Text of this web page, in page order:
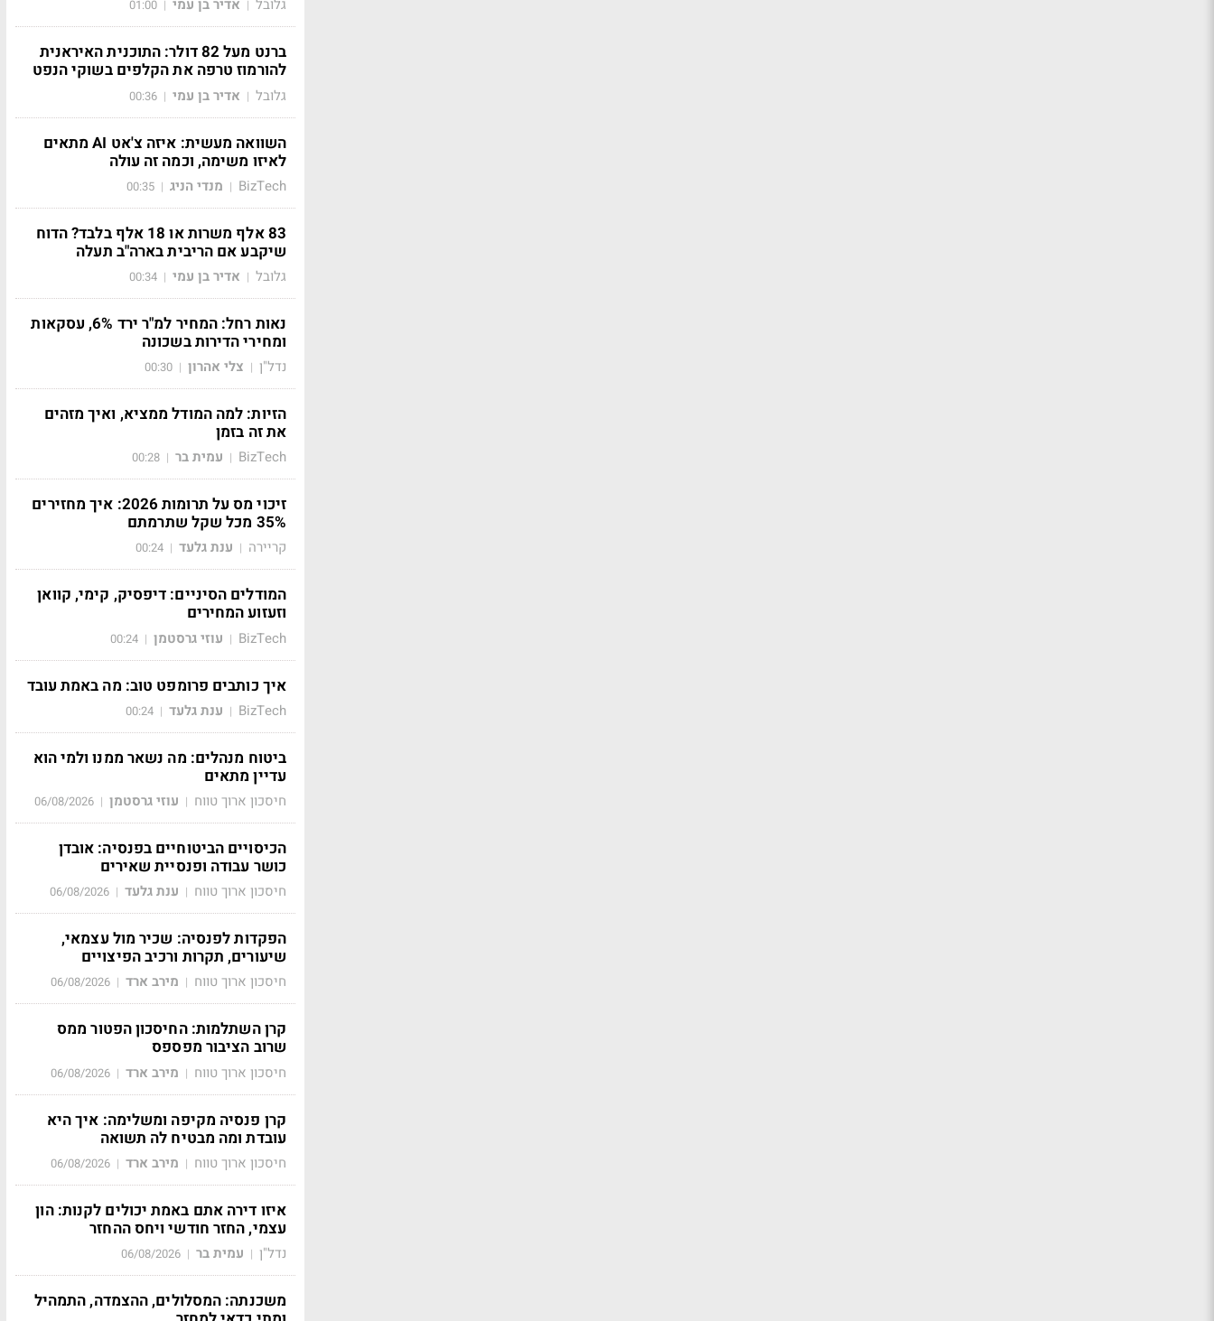
גלובל | אדיר בן עמי |
01:00
ברנט מעל 82 דולר: התוכנית האיראנית
להורמוז טרפה את הקלפים בשוקי הנפט
גלובל | אדיר בן עמי |
00:36
השוואה מעשית: איזה צ'אט AI מתאים
לאיזו משימה, וכמה זה עולה
BizTech
| מנדי הניג |
00:35
83 אלף משרות או 18 אלף בלבד? הדוח
שיקבע אם הריבית בארה"ב תעלה
גלובל | אדיר בן עמי |
00:34
נאות רחל: המחיר למ"ר ירד 6%, עסקאות
ומחירי הדירות בשכונה
נדל"ן | צלי אהרון |
00:30
הזיות: למה המודל ממציא, ואיך מזהים
את זה בזמן
BizTech
| עמית בר |
00:28
זיכוי מס על תרומות 2026: איך מחזירים
35% מכל שקל שתרמתם
קריירה | ענת גלעד |
00:24
המודלים הסיניים: דיפסיק, קימי, קוואן
וזעזוע המחירים
BizTech
| עוזי גרסטמן |
00:24
איך כותבים פרומפט טוב: מה באמת עובד
BizTech
| ענת גלעד |
00:24
ביטוח מנהלים: מה נשאר ממנו ולמי הוא
עדיין מתאים
חיסכון ארוך טווח | עוזי גרסטמן |
06/08/2026
הכיסויים הביטוחיים בפנסיה: אובדן
כושר עבודה ופנסיית שאירים
חיסכון ארוך טווח | ענת גלעד |
06/08/2026
הפקדות לפנסיה: שכיר מול עצמאי,
שיעורים, תקרות ורכיב הפיצויים
חיסכון ארוך טווח | מירב ארד |
06/08/2026
קרן השתלמות: החיסכון הפטור ממס
שרוב הציבור מפספס
חיסכון ארוך טווח | מירב ארד |
06/08/2026
קרן פנסיה מקיפה ומשלימה: איך היא
עובדת ומה מבטיח לה תשואה
חיסכון ארוך טווח | מירב ארד |
06/08/2026
איזו דירה אתם באמת יכולים לקנות: הון
עצמי, החזר חודשי ויחס ההחזר
נדל"ן | עמית בר |
06/08/2026
משכנתה: המסלולים, ההצמדה, התמהיל